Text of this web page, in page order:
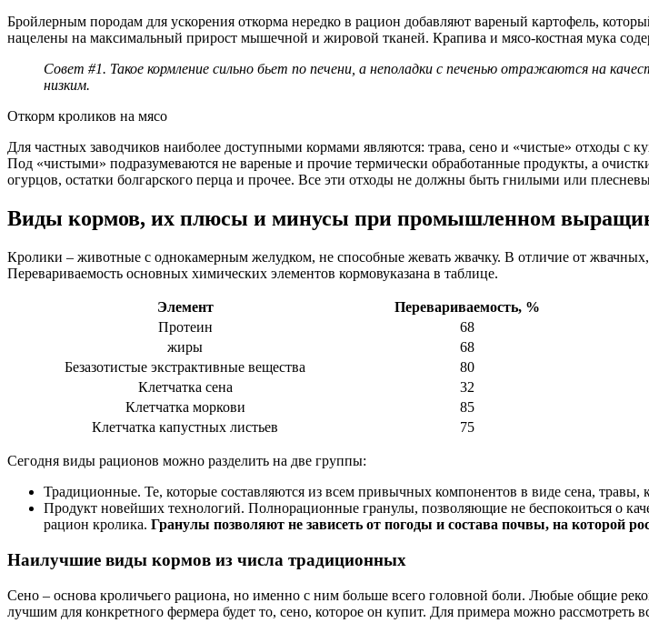
Бройлерным породам для ускорения откорма нередко в рацион добавляют вареный картофель,
нацелены на максимальный прирост мышечной и жировой тканей. Крапива и мясо-костная мука
Совет #1. Такое кормление сильно бьет по печени, а неполадки с печенью отражаются на
низким.
Откорм кроликов на мясо
Для частных заводчиков наиболее доступными кормами являются: трава, сено и «чистые» отходы
Под «чистыми» подразумеваются не вареные и прочие термически обработанные продукты, а
огурцов, остатки болгарского перца и прочее. Все эти отходы не должны быть гнилыми или
Виды кормов, их плюсы и минусы при промышленном
Кролики – животные с однокамерным желудком, не способные жевать жвачку. В отличие от
Перевариваемость основных химических элементов кормовуказана в таблице.
Элемент
Перевариваемость, %
Протеин
68
жиры
68
Безазотистые экстрактивные вещества
80
Клетчатка сена
32
Клетчатка моркови
85
Клетчатка капустных листьев
75
Сегодня виды рационов можно разделить на две группы:
Традиционные. Те, которые составляются из всем привычных компонентов в виде сена, травы,
Продукт новейших технологий. Полнорационные гранулы, позволяющие не беспокоиться о
рацион кролика. Гранулы позволяют не зависеть от погоды и состава почвы, на которой
Наилучшие виды кормов из числа традиционных
Сено – основа кроличьего рациона, но именно с ним больше всего головной боли. Любые общие
лучшим для конкретного фермера будет то, сено, которое он купит. Для примера можно рассмотреть